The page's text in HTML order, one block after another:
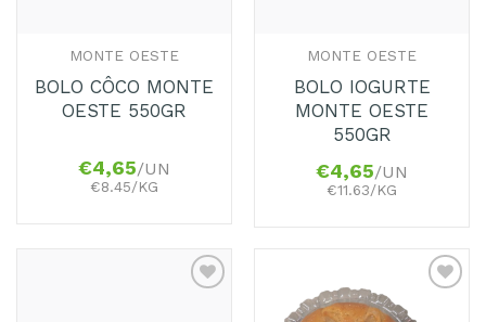
MONTE OESTE
BOLO CÔCO MONTE
OESTE 550GR
€4,65/UN
€8.45/KG
MONTE OESTE
BOLO IOGURTE
MONTE OESTE
550GR
€4,65/UN
€11.63/KG